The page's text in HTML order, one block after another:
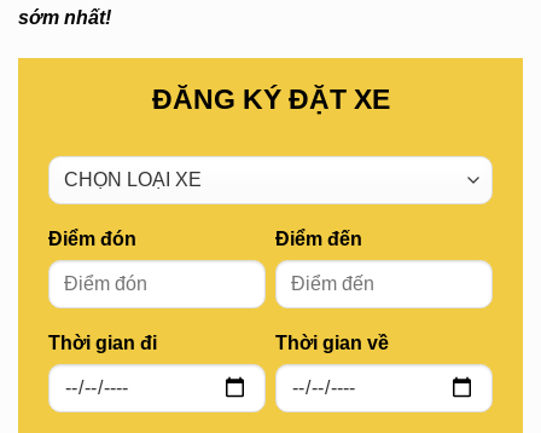
sớm nhất!
ĐĂNG KÝ ĐẶT XE
Điểm đón
Thời gian đi
Điểm đến
Thời gian về